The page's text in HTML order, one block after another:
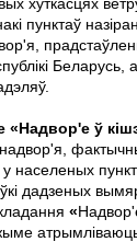
пунктаў
«Надвор'е ў
населеных
дадзеных
«